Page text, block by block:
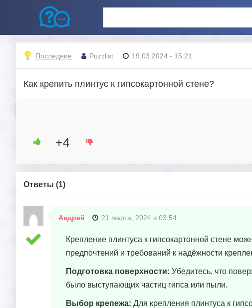
Последние Puzzlist 19.03.2024 - 15:21
Как крепить плинтус к гипсокартонной стене?
+4
Ответы (1)
Андрей 21 марта, 2024 в 03:54
Крепление плинтуса к гипсокартонной стене
предпочтений и требований к надёжности
Подготовка поверхности: Убедитесь, что
было выступающих частиц гипса или пыли.
Выбор крепежа: Для крепления плинтуса к